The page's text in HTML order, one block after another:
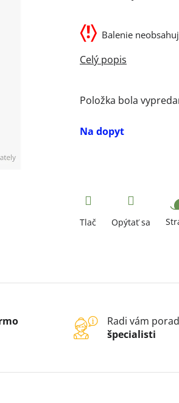
Na dopyt
Položka bola
〈!〉 Balenie
Tlač Opýtať sa
Radi vám
špecialisti